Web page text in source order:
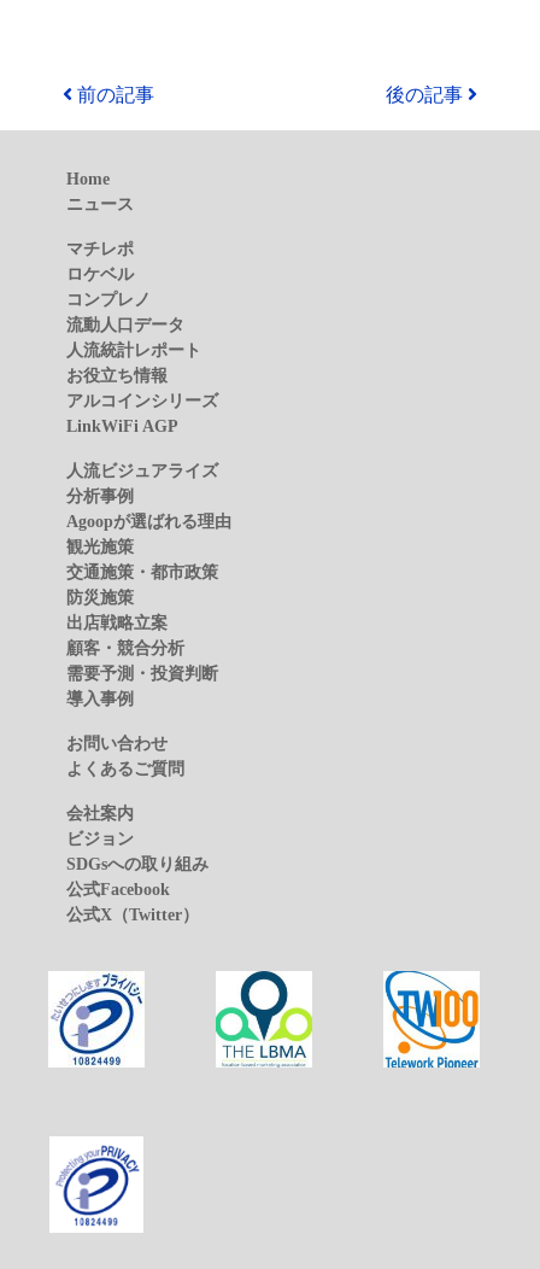
前の記事 後の記事
Home
ニュース
マチレポ
ロケベル
コンプレノ
流動人口データ
人流統計レポート
お役立ち情報
アルコインシリーズ
LinkWiFi AGP
人流ビジュアライズ
分析事例
Agoopが選ばれる理由
観光施策
交通施策・都市政策
防災施策
出店戦略立案
顧客・競合分析
需要予測・投資判断
導入事例
お問い合わせ
よくあるご質問
会社案内
ビジョン
SDGsへの取り組み
公式Facebook
公式X（Twitter）